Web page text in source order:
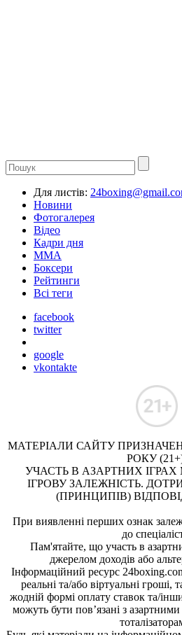
Для листів:
Новини
Фотогалерея
Відео
Кадри дня
ММА
Боксери
Рейтинги
Всі теги
facebook
twitter
google
vkontakte
МАТЕРІАЛИ САЙТУ
РОКУ
УЧАСТЬ В АЗАРТНИХ
ІГРОВУ ЗАЛЕЖНІСТЬ.
(ПРИНЦИПІВ)
При виявленні перших ознак
до
Пам'ятайте, що участь в
джерелом доходів або
Інформаційний ресурс
реальні та/або віртуальні
жодній формі оплату ставок та/
можуть бути пов’язані з